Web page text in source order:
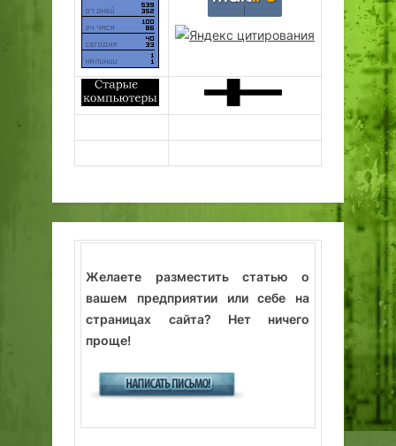
Желаете разместить статью о
вашем предприятии или себе на
страницах сайта? Нет ничего
проще!